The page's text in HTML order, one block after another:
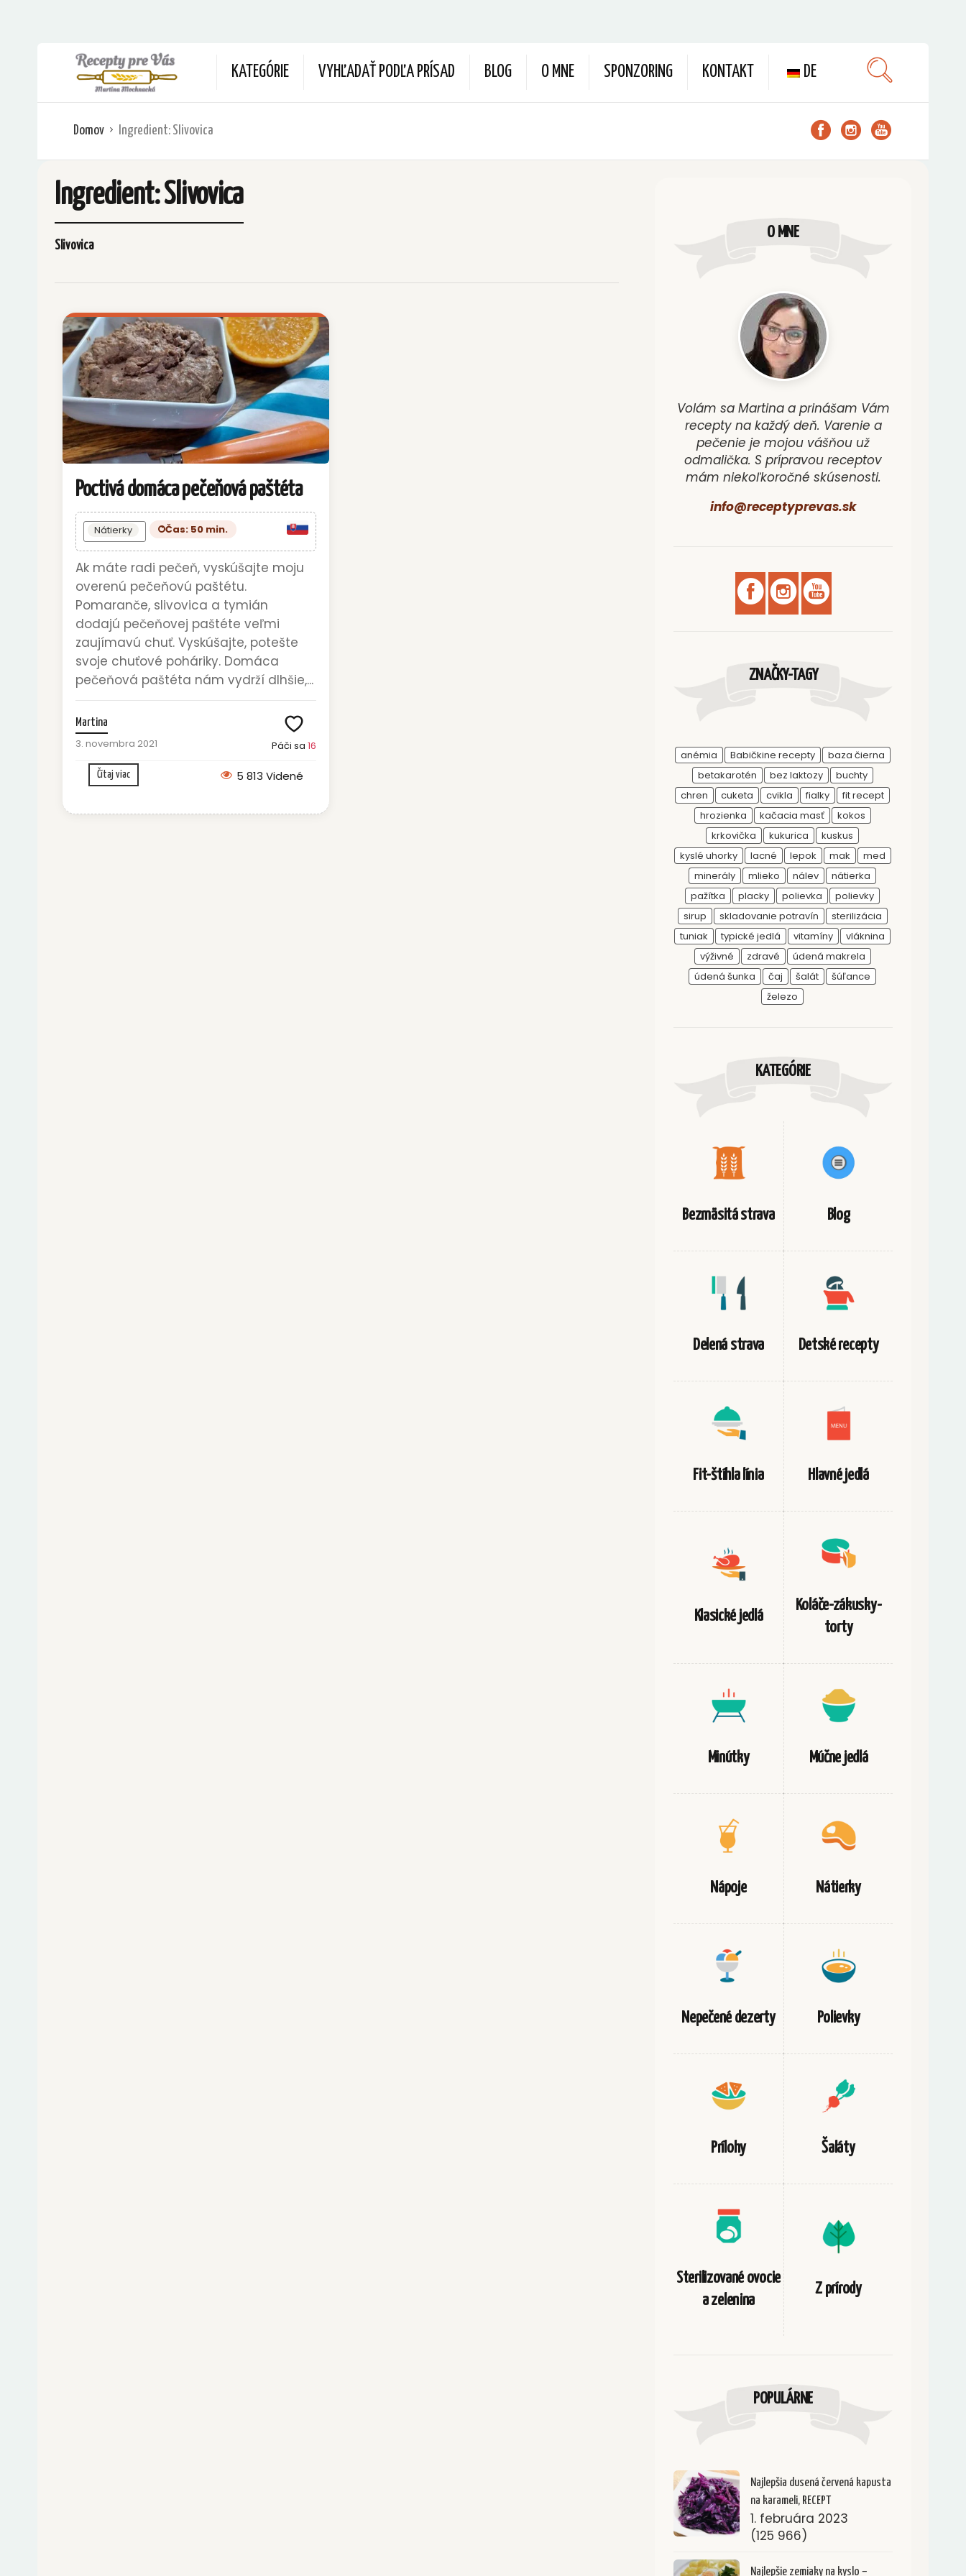
KATEGÓRIE VYHĽADAŤ PODĽA PRÍSAD BLOG O MNE SPONZORING KONTAKT DE
Domov Ingredient: Slivovica
Ingredient:Slivovica
Slivovica
Poctivá domáca pečeňová paštéta
Čas: 50 min.
Nátierky
Ak máte radi pečeň, vyskúšajte moju
overenú pečeňovú paštétu.
Pomaranče, slivovica a tymián
dodajú pečeňovej paštéte veľmi
zaujímavú chuť. Vyskúšajte, potešte
svoje chuťové poháriky. Domáca
pečeňová paštéta nám vydrží dlhšie,...
Martina
3. novembra 2021 Páči sa 16
Čítaj viac 5 813 Videné
O MNE
Volám sa Martina a prinášam Vám
recepty na každý deň. Varenie a
pečenie je mojou vášňou už
odmalička. S prípravou receptov
mám niekoľkoročné skúsenosti.
info@receptyprevas.sk
ZNAČKY-TAGY
anémia Babičkine recepty
baza čierna
betakarotén
bez laktozy
buchty
chren
cuketa cvikla fialky
fit recept
hrozienka
kačacia masť
kokos
krkovička
kukurica
kuskus
kyslé uhorky
lacné lepok mak
med
minerály
mlieko nálev
nátierka
pažítka
placky polievka
polievky
sirup
skladovanie potravín
sterilizácia
tuniak
typické jedlá vitamíny
vláknina
výživné
zdravé
údená makrela
údená šunka
čaj šalát
šúľance
železo
KATEGÓRIE
Bezmäsitá strava Blog
Delená strava Detské recepty
Fit-štíhla línia Hlavné jedlá
Klasické jedlá
Koláče-zákusky-
torty
Minútky Múčne jedlá
Nápoje Nátierky
Nepečené dezerty Polievky
Prílohy Šaláty
Sterilizované ovocie
a zelenina
Z prírody
POPULÁRNE
Najlepšia dusená červená kapusta
na karameli, RECEPT
1. februára 2023
(125 966)
Najlepšie zemiaky na kyslo –